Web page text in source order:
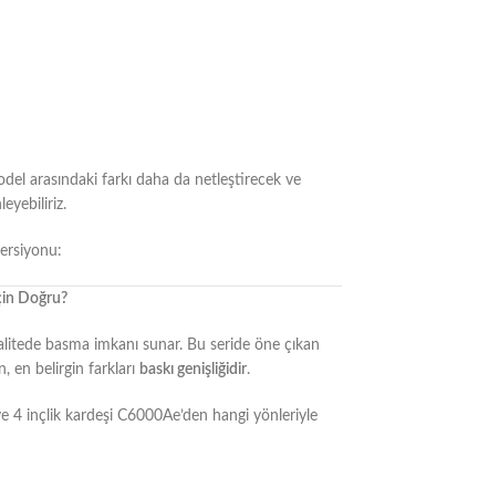
arasındaki farkı daha da netleştirecek ve
Doğru?
basma imkanı sunar. Bu seride öne çıkan
en belirgin farkları baskı genişliğidir.
4 inçlik kardeşi C6000Ae’den hangi yönleriyle